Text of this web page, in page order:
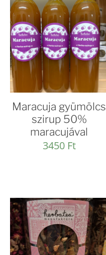
Maracuja gyümölcs
szirup 50%
maracujával
3450 Ft